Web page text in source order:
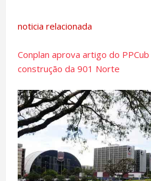
noticia relacionada
Conplan aprova artigo do
construção da 901 Norte